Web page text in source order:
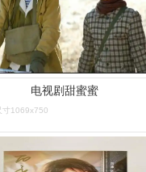
电视剧甜蜜蜜
寸1069x750